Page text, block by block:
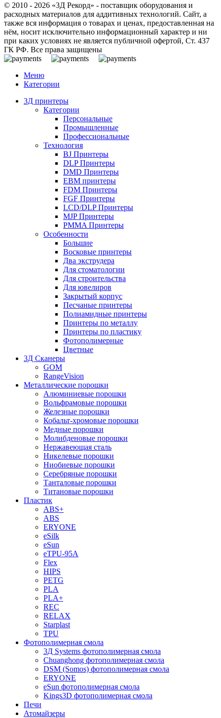
© 2010 - 2026 «3Д Рекорд» - поставщик оборудования и
расходных материалов для аддитивных технологий. Сайт, а
также вся информация о товарах и ценах, предоставленная на
нём, носит исключительно информационный характер и ни
при каких условиях не является публичной офертой, Ст. 437
ГК РФ. Все права защищены
Меню
Категории
3Д принтеры
Категории
Персональные
Промышленные
Профессиональные
Технология
BJ Принтеры
DLP Принтеры
DMD Принтеры
EBM принтеры
FDM Принтеры
FGF Принтеры
LCD/DLP Принтеры
MJP Принтеры
PMMA Принтеры
Особенности
Большие
Восковые принтеры
Два экструдера
Для стоматологии
Для строительства
Для ювелиров
Закрытый корпус
Песчаные принтеры
Полиамидные принтеры
Принтеры по металлу
Принтеры по пластику
Фотополимерные
Цветные
3Д Сканеры
GOM
RangeVision
Металлические порошки
Алюминиевые порошки
Вольфрамовые порошки
Железные порошки
Кобальт-хромовые порошки
Медные порошки
Молибденовые порошки
Нержавеющая сталь
Никелевые порошки
Ниобиевые порошки
Серебряные порошки
Танталовые порошки
Титановые порошки
Пластик
ABS+
ABS
ERYONE
eSilk
eSun
eTPU-95A
Flex
HIPS
PETG
PLA
PLA+
REC
RELAX
Starplast
TPU
Фотополимерная смола
3Д Systems фотополимерная смола
Chuanghong фотополимерная смола
DSM (Somos) фотополимерная смола
ERYONE
eSun фотополимерная смола
Kings3D фотополимерная смола
Печи
Атомайзеры